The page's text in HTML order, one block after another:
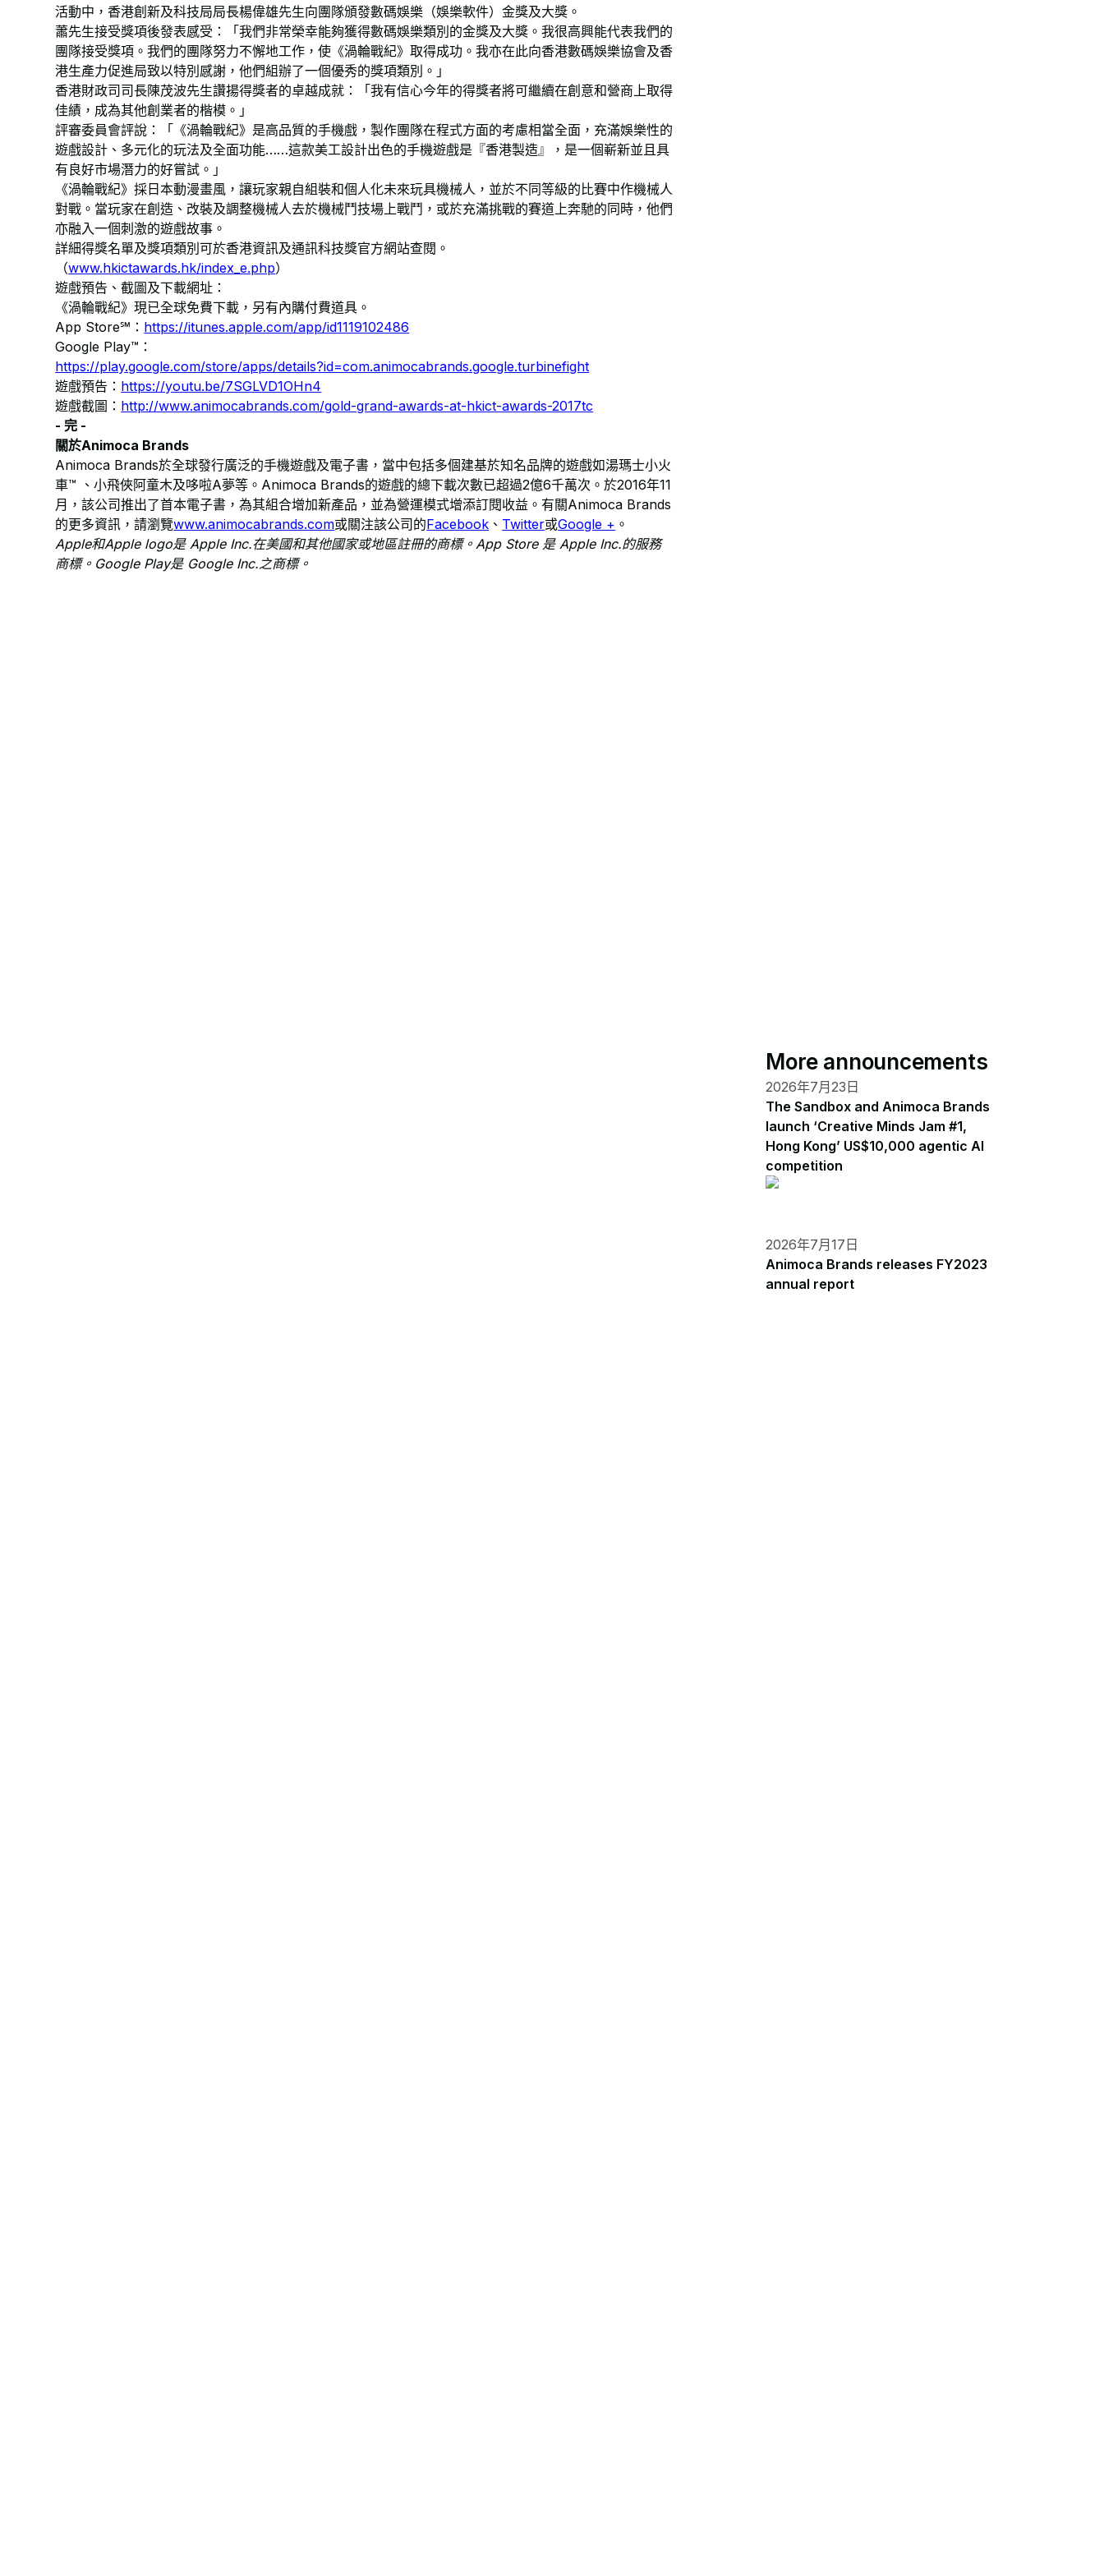
活動中，香港創新及科技局局長楊偉雄先生向團隊頒發數碼娛樂（娛樂軟件）金獎及大獎。
蕭先生接受獎項後發表感受：「我們非常榮幸能夠獲得數碼娛樂類別的金獎及大獎。我很高興能代表我們的
團隊接受獎項。我們的團隊努力不懈地工作，使《渦輪戰紀》取得成功。我亦在此向香港數碼娛樂協會及香
港生產力促進局致以特別感謝，他們組辦了一個優秀的獎項類別。」
香港財政司司長陳茂波先生讚揚得獎者的卓越成就：「我有信心今年的得獎者將可繼續在創意和營商上取得
佳績，成為其他創業者的楷模。」
評審委員會評說：「《渦輪戰紀》是高品質的手機戲，製作團隊在程式方面的考慮相當全面，充滿娛樂性的
遊戲設計、多元化的玩法及全面功能……這款美工設計出色的手機遊戲是『香港製造』，是一個嶄新並且具
有良好市場潛力的好嘗試。」
《渦輪戰紀》採日本動漫畫風，讓玩家親自組裝和個人化未來玩具機械人，並於不同等級的比賽中作機械人
對戰。當玩家在創造、改裝及調整機械人去於機械鬥技場上戰鬥，或於充滿挑戰的賽道上奔馳的同時，他們
亦融入一個刺激的遊戲故事。
詳細得獎名單及獎項類別可於香港資訊及通訊科技獎官方網站查閱。
（www.hkictawards.hk/index_e.php）
遊戲預告、截圖及下載網址：
《渦輪戰紀》現已全球免費下載，另有內購付費道具。
App Store℠：​ https://itunes.apple.com/app/id1119102486
Google Play™：
https://play.google.com/store/apps/details?id=com.animocabrands.google.turbinefight
遊戲預告： https://youtu.be/7SGLVD1OHn4
遊戲截圖：​ http://www.animocabrands.com/gold-grand-awards-at-hkict-awards-2017tc
- 完 -
關於​Animoca Brands
Animoca Brands於全球發行廣泛的手機遊戲及電子書，當中包括多個建基於知名品牌的遊戲如湯瑪士小火
車™ 、小飛俠阿童木及哆啦A夢等。Animoca Brands的遊戲的總下載次數已超過2億6千萬次。於2016年11
月，該公司推出了首本電子書，為其組合增加新產品，並為營運模式增添訂閱收益。有關Animoca Brands
的更多資訊，請瀏覽​www.animocabrands.com或關注該公司的​Facebook 、​ Twitter或​Google + 。​
Apple和Apple logo是 Apple Inc.在美國和其他國家或地區註冊的商標。App Store 是 Apple Inc.的服務
商標。Google Play是 Google Inc.之商標。​
More announcements
2026年7月23日
The Sandbox and Animoca Brands
launch ‘Creative Minds Jam #1,
Hong Kong’ US$10,000 agentic AI
competition
2026年7月17日
Animoca Brands releases FY2023
annual report